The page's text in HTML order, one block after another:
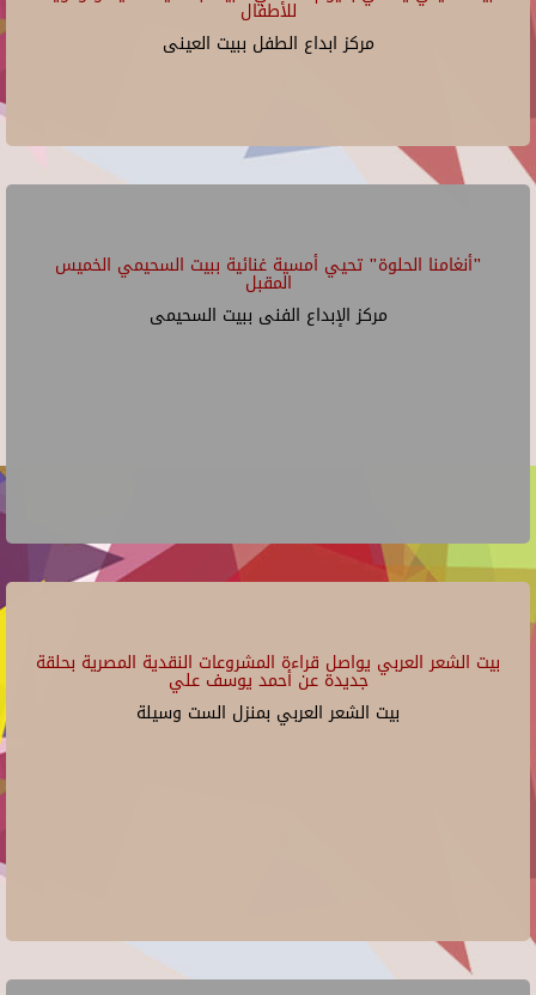
للأطفال
مركز ابداع الطفل ببيت العينى
"أنغامنا الحلوة" تحيي أمسية غنائية ببيت السحيمي الخميس
المقبل
مركز الإبداع الفنى ببيت السحيمى
بيت الشعر العربي يواصل قراءة المشروعات النقدية المصرية بحلقة
جديدة عن أحمد يوسف علي
بيت الشعر العربي بمنزل الست وسيلة